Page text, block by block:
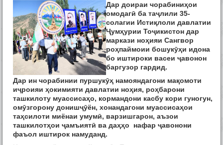
Дар доираи чорабиниҳои
омодагӣ ба таҷлили 35-
солагии Истиқлоли давлатии
Ҷумҳурии Тоҷикистон дар
маркази ноҳияи Сангвор
роҳпаймоии бошукӯҳи идона
бо иштироки васеи ҷавонон
баргузор гардид.
Дар ин чорабинии пуршукӯҳ намояндагони мақомоти
иҷроияи ҳокимияти давлатии ноҳия, роҳбарони
ташкилоту муассисаҳо, кормандони касбу кори гуногун,
омӯзгорону донишҷӯён, хонандагони муассисаҳои
таҳсилоти миёнаи умумӣ, варзишгарон, аъзои
ташкилотҳои ҷамъиятӣ ва даҳҳо нафар ҷавонони
фаъол иштирок намуданд.